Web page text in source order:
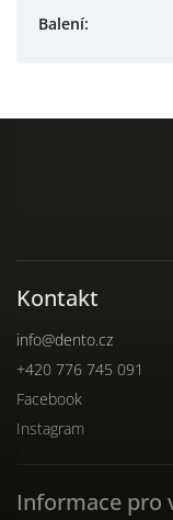
Balení:
Kontakt
info@dento.cz
+420 776 745 091
Facebook
Instagram
Informace pro